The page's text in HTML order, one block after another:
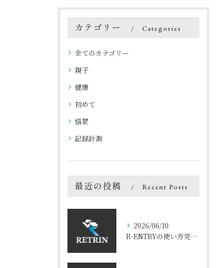
カテゴリー Categories
全てのカテゴリー
親子
健康
初めて
協賛
記録計測
最近の投稿 Recent Posts
2026/06/10
R-ENTRYの使い方完全ガイド【スマホで3分でエントリー完了】